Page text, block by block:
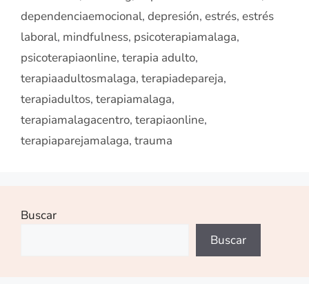
dependenciaemocional, depresión, estrés, estrés
laboral, mindfulness, psicoterapiamalaga,
psicoterapiaonline, terapia adulto,
terapiaadultosmalaga, terapiadepareja,
terapiadultos, terapiamalaga,
terapiamalagacentro, terapiaonline,
terapiaparejamalaga, trauma
Buscar
Buscar